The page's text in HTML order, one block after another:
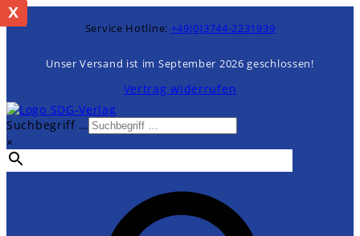
Zum
Inhalt
Service Hotline: +49(0)3744-2231939
Unser Versand ist im September 2026 geschlossen!
Vertrag widerrufen
Suchbegriff …
×
%
x